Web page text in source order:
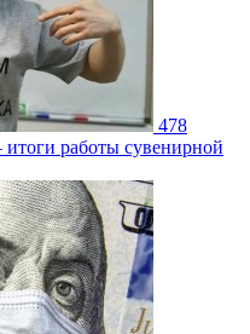
478
работы сувенирной